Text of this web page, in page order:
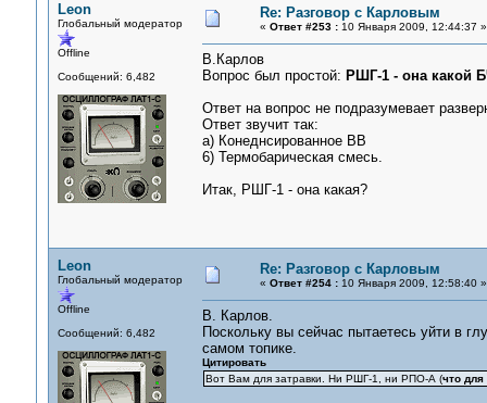
Leon
Глобальный модератор
Offline
Сообщений: 6,482
Re: Разговор с Карловым
« Ответ #253 :10 Января 2009, 12:44:37 »
В.Карлов
Вопрос был простой: РШГ-1 - она какой
Ответ на вопрос не подразумевает
Ответ звучит так:
а) Конеднсированное ВВ
6) Термобарическая смесь.
Итак, РШГ-1 - она какая?
Leon
Глобальный модератор
Offline
Сообщений: 6,482
Re: Разговор с Карловым
« Ответ #254 :10 Января 2009, 12:58:40 »
В. Карлов.
Поскольку вы сейчас пытаетесь уйти в
самом топике.
Цитировать
Вот Вам для затравки. Ни РШГ-1, ни РПО-А (что для